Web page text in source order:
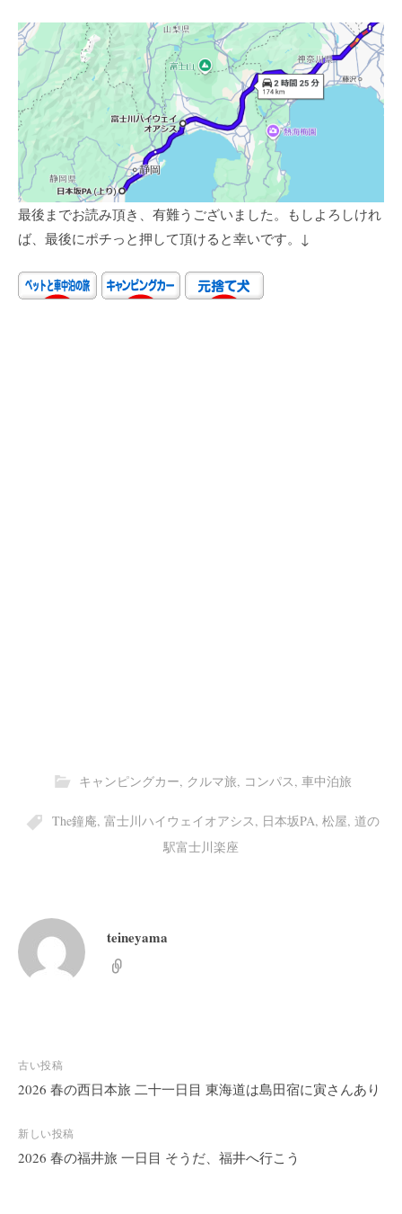
最後までお読み頂き、有難うございました。もしよろしけれ
ば、最後にポチっと押して頂けると幸いです。↓
キャンピングカー, クルマ旅, コンパス, 車中泊旅
The鐘庵, 富士川ハイウェイオアシス, 日本坂PA, 松屋, 道の
駅富士川楽座
teineyama
投
稿
ビ
ゲ
古い投稿
2026 春の西日本旅 二十一日目 東海道は島田宿に寅さんあり
新しい投稿
2026 春の福井旅 一日目 そうだ、福井へ行こう